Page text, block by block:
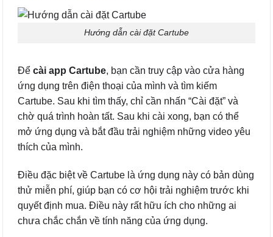
Hướng dẫn cài đặt Cartube
Để cài app Cartube, bạn cần truy cập vào cửa hàng
ứng dụng trên điện thoại của mình và tìm kiếm
Cartube. Sau khi tìm thấy, chỉ cần nhấn “Cài đặt” và
chờ quá trình hoàn tất. Sau khi cài xong, bạn có thể
mở ứng dụng và bắt đầu trải nghiệm những video yêu
thích của mình.
Điều đặc biệt về Cartube là ứng dụng này có bản dùng
thử miễn phí, giúp bạn có cơ hội trải nghiệm trước khi
quyết định mua. Điều này rất hữu ích cho những ai
chưa chắc chắn về tính năng của ứng dụng.